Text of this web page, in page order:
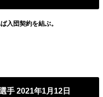
入団契約を結ぶ。
手 2021年1月12日